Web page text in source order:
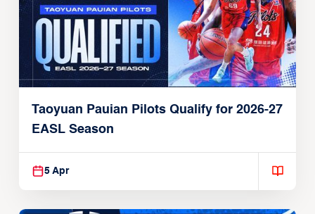
Taoyuan Pauian Pilots Qualify for 2026-27
EASL Season
5 Apr